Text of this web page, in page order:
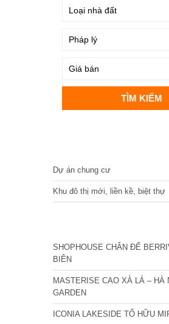
Dự án chung cư
Khu đô thị mới, liền kề, biệt thự
SHOPHOUSE CHÂN ĐẾ
BIÊN
MASTERISE CAO XÀ LÁ – HÀ
GARDEN
ICONIA LAKESIDE TỐ HỮU